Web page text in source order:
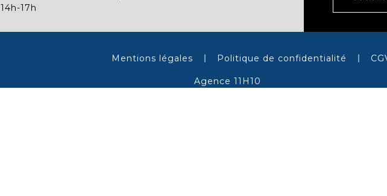
14h-17h
Mentions légales Politique de confidentialité
Agence 11H10